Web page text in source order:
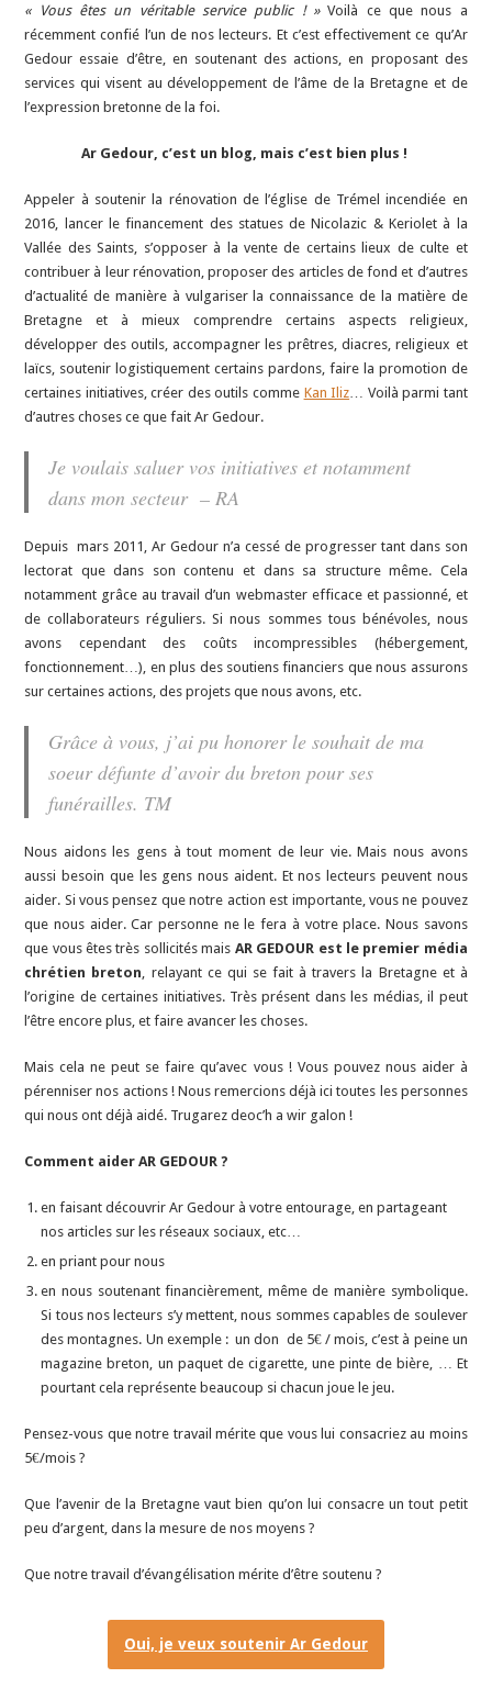
« Vous êtes un véritable service public ! »Voilà ce que nous a
récemment confié l’un de nos lecteurs. Et c’est effectivement ce qu’Ar
Gedour essaie d’être, en soutenant des actions, en proposant des
services qui visent au développement de l’âme de la Bretagne et de
l’expression bretonne de la foi.
Ar Gedour, c’est un blog, mais c’est bien plus !
Appeler à soutenir la rénovation de l’église de Trémel incendiée en
2016, lancer le financement des statues de Nicolazic & Keriolet à la
Vallée des Saints, s’opposer à la vente de certains lieux de culte et
contribuer à leur rénovation, proposer des articles de fond et d’autres
d’actualité de manière à vulgariser la connaissance de la matière de
Bretagne et à mieux comprendre certains aspects religieux,
développer des outils, accompagner les prêtres, diacres, religieux et
laïcs, soutenir logistiquement certains pardons, faire la promotion de
certaines initiatives, créer des outils comme Kan Iliz … Voilà parmi tant
d’autres choses ce que fait Ar Gedour.
Je voulais saluer vos initiatives et notamment
dans mon secteur – RA
Depuis mars 2011, Ar Gedour n’a cessé de progresser tant dans son
lectorat que dans son contenu et dans sa structure même. Cela
notamment grâce au travail d’un webmaster efficace et passionné, et
de collaborateurs réguliers. Si nous sommes tous bénévoles, nous
avons cependant des coûts incompressibles (hébergement,
fonctionnement…), en plus des soutiens financiers que nous assurons
sur certaines actions, des projets que nous avons, etc.
Grâce à vous, j’ai pu honorer le souhait de ma
soeur défunte d’avoir du breton pour ses
funérailles. TM
Nous aidons les gens à tout moment de leur vie. Mais nous avons
aussi besoin que les gens nous aident. Et nos lecteurs peuvent nous
aider. Si vous pensez que notre action est importante, vous ne pouvez
que nous aider. Car personne ne le fera à votre place. Nous savons
que vous êtes très sollicités mais AR GEDOUR est le premier média
chrétien breton , relayant ce qui se fait à travers la Bretagne et à
l’origine de certaines initiatives. Très présent dans les médias, il peut
l’être encore plus, et faire avancer les choses.
Mais cela ne peut se faire qu’avec vous ! Vous pouvez nous aider à
pérenniser nos actions ! Nous remercions déjà ici toutes les personnes
qui nous ont déjà aidé. Trugarez deoc’h a wir galon !
Comment aider AR GEDOUR ?
en faisant découvrir Ar Gedour à votre entourage, en partageant
nos articles sur les réseaux sociaux, etc…
en priant pour nous
en nous soutenant financièrement, même de manière symbolique.
Si tous nos lecteurs s’y mettent, nous sommes capables de soulever
des montagnes. Un exemple : un don de 5€ / mois, c’est à peine un
magazine breton, un paquet de cigarette, une pinte de bière, … Et
pourtant cela représente beaucoup si chacun joue le jeu.
Pensez-vous que notre travail mérite que vous lui consacriez au moins
5€/mois ?
Que l’avenir de la Bretagne vaut bien qu’on lui consacre un tout petit
peu d’argent, dans la mesure de nos moyens ?
Que notre travail d’évangélisation mérite d’être soutenu ?
Oui, je veux soutenir Ar Gedour